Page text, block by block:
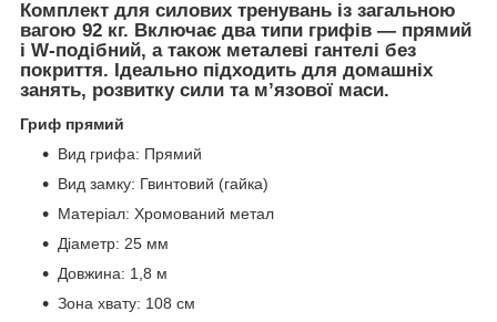
Комплект для силових тренувань із загальною
вагою 92 кг. Включає два типи грифів — прямий
і W-подібний, а також металеві гантелі без
покриття. Ідеально підходить для домашніх
занять, розвитку сили та м’язової маси.
Гриф прямий
Вид грифа: Прямий
Вид замку: Гвинтовий (гайка)
Матеріал: Хромований метал
Діаметр: 25 мм
Довжина: 1,8 м
Зона хвату: 108 см